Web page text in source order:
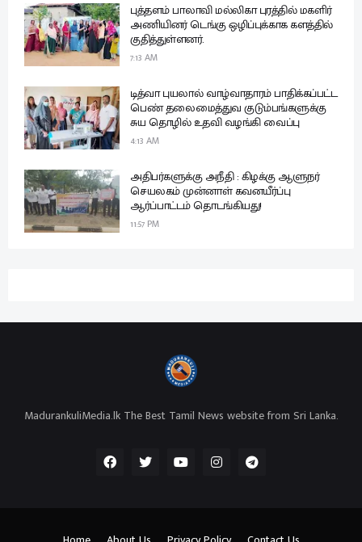
புத்தளம் பாலாவி மல்லிகா புரத்தில் மகளிர்
அணியினர் டெங்கு ஒழிப்புக்காக களத்தில்
குதித்துள்ளனர்.
7:13 AM
டித்வா புயலால் வாழ்வாதாரம் பாதிக்கப்பட்ட
பெண் தலைமைத்துவ குடும்பங்களுக்கு
சுய தொழில் உதவி வழங்கி வைப்பு
4:13 AM
அதிபர்களுக்கு அநீதி : கிழக்கு ஆளுநர்
செயலகம் முன்னாள் கவனயீர்ப்பு
ஆர்ப்பாட்டம் தொடங்கியது!
11:57 PM
MadurankuliMedia.lk The Best Tamil News website from Sri Lanka.